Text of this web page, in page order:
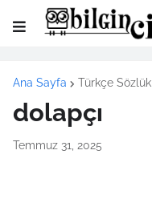
Ana Sayfa Türkçe Sözlük
dolapçı
Temmuz 31, 2025